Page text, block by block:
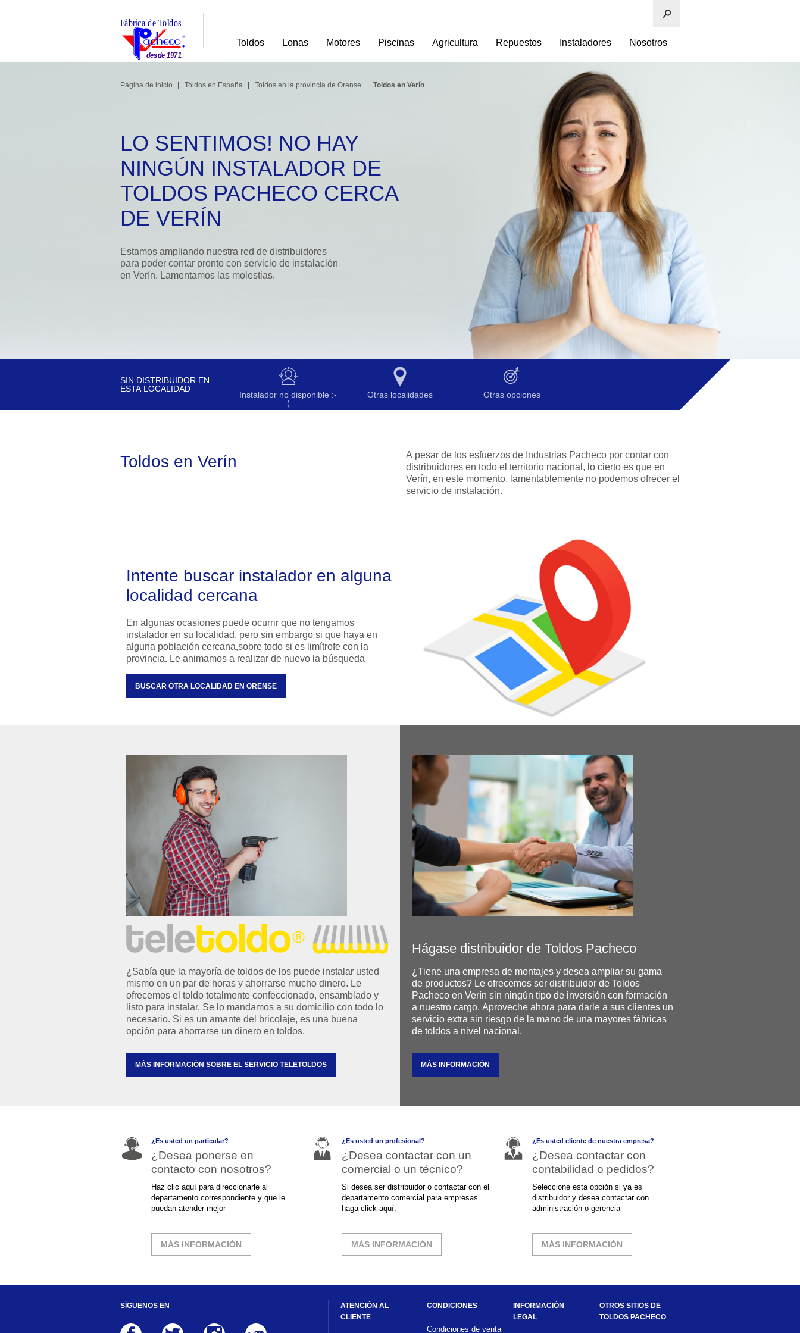
Toldos Lonas Motores Piscinas Agricultura Repuestos Instaladores Nosotros
Página de inicio Toldos en España Toldos en la provincia de Orense Toldos en Verín
LO SENTIMOS! NO HAY
NINGÚN INSTALADOR DE
TOLDOS PACHECO CERCA
DE VERÍN
Estamos ampliando nuestra red de distribuidores
para poder contar pronto con servicio de instalación
en Verín. Lamentamos las molestias.
SIN DISTRIBUIDOR EN
ESTA LOCALIDAD
Instalador no disponible :-
(
Otras localidades Otras opciones
Toldos en Verín
A pesar de los esfuerzos de Industrias Pacheco por contar con
distribuidores en todo el territorio nacional, lo cierto es que en
Verín, en este momento, lamentablemente no podemos ofrecer el
servicio de instalación.
Intente buscar instalador en alguna
localidad cercana
En algunas ocasiones puede ocurrir que no tengamos
instalador en su localidad, pero sin embargo si que haya en
alguna población cercana,sobre todo si es limítrofe con la
provincia. Le animamos a realizar de nuevo la búsqueda
BUSCAR OTRA LOCALIDAD EN ORENSE
¿Sabía que la mayoría de toldos de los puede instalar usted
mismo en un par de horas y ahorrarse mucho dinero. Le
ofrecemos el toldo totalmente confeccionado, ensamblado y
listo para instalar. Se lo mandamos a su domicilio con todo lo
necesario. Si es un amante del bricolaje, es una buena
opción para ahorrarse un dinero en toldos.
MÁS INFORMACIÓN SOBRE EL SERVICIO TELETOLDOS
Hágase distribuidor de Toldos Pacheco
¿Tiene una empresa de montajes y desea ampliar su gama
de productos? Le ofrecemos ser distribuidor de Toldos
Pacheco en Verín sin ningún tipo de inversión con formación
a nuestro cargo. Aproveche ahora para darle a sus clientes un
servicio extra sin riesgo de la mano de una mayores fábricas
de toldos a nivel nacional.
MÁS INFORMACIÓN
¿Es usted un particular?
¿Desea ponerse en
contacto con nosotros?
Haz clic aquí para direccionarle al
departamento correspondiente y que le
puedan atender mejor
MÁS INFORMACIÓN
¿Es usted un profesional?
¿Desea contactar con un
comercial o un técnico?
Si desea ser distribuidor o contactar con el
departamento comercial para empresas
haga click aquí.
MÁS INFORMACIÓN
¿Es usted cliente de nuestra empresa?
¿Desea contactar con
contabilidad o pedidos?
Seleccione esta opción si ya es
distribuidor y desea contactar con
administración o gerencia
MÁS INFORMACIÓN
SÍGUENOS EN
ATENCIÓN AL
CLIENTE
CONDICIONES
Condiciones de venta
INFORMACIÓN
LEGAL
OTROS SITIOS DE
TOLDOS PACHECO